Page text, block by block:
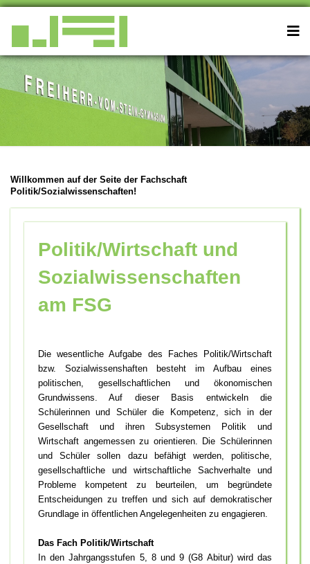
Willkommen auf der Seite der Fachschaft
Politik/Sozialwissenschaften!
Politik/Wirtschaft und
Sozialwissenschaften
am FSG
Die wesentliche Aufgabe des Faches Politik/Wirtschaft
bzw. Sozialwissenshaften besteht im Aufbau eines
politischen, gesellschaftlichen und ökonomischen
Grundwissens. Auf dieser Basis entwickeln die
Schülerinnen und Schüler die Kompetenz, sich in der
Gesellschaft und ihren Subsystemen Politik und
Wirtschaft angemessen zu orientieren. Die Schülerinnen
und Schüler sollen dazu befähigt werden, politische,
gesellschaftliche und wirtschaftliche Sachverhalte und
Probleme kompetent zu beurteilen, um begründete
Entscheidungen zu treffen und sich auf demokratischer
Grundlage in öffentlichen Angelegenheiten zu engagieren.
Das Fach Politik/Wirtschaft
In den Jahrgangsstufen 5, 8 und 9 (G8 Abitur) wird das